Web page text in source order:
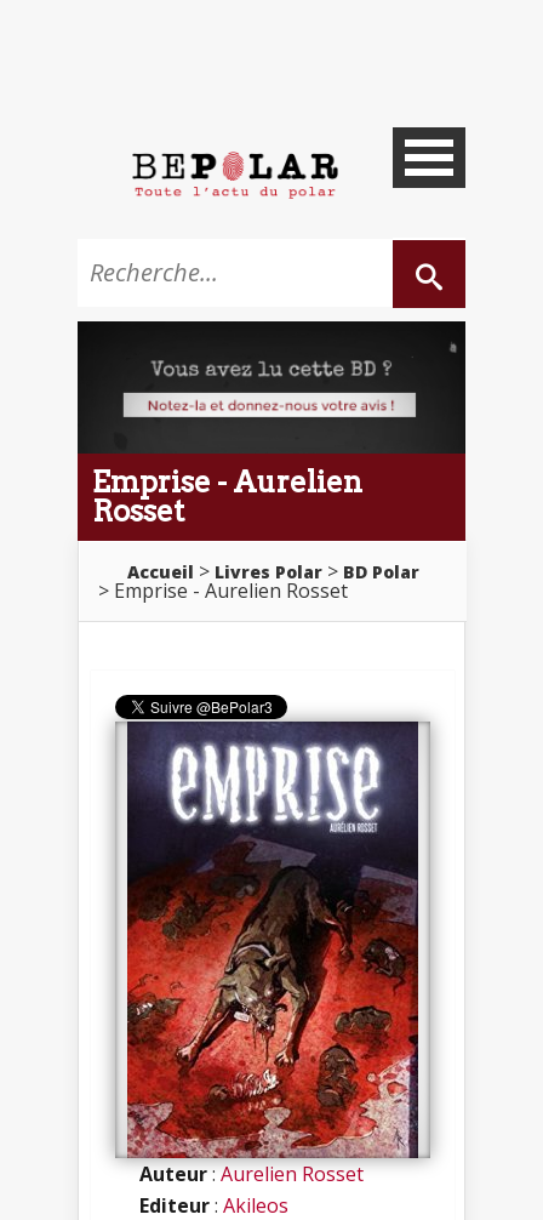
Emprise - Aurelien
Rosset
Accueil Livres Polar BD Polar
Emprise - Aurelien Rosset
Auteur:Aurelien Rosset
Editeur: Akileos